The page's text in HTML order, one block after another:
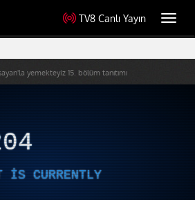
TV8 Canlı Yayın
yemekteyiz 15. bölüm tanıtımı
IS CURRENTLY